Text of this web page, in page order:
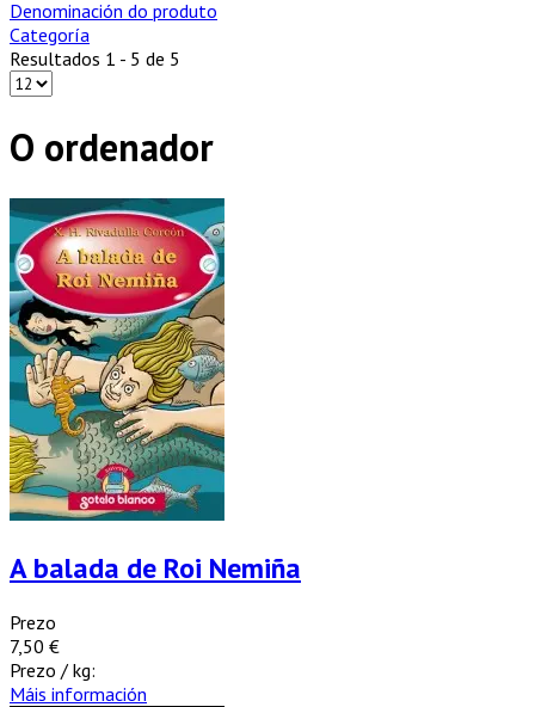
Denominación do produto
Categoría
Resultados 1 - 5 de 5
O ordenador
A balada de Roi Nemiña
Prezo
7,50 €
Prezo / kg:
Máis información